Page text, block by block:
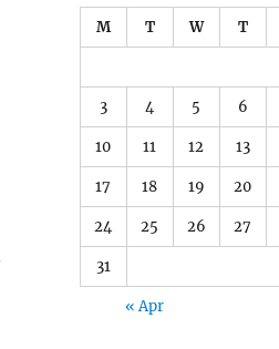
M T W T
3 4 5 6
10 11 12 13
17 18 19 20
24 25 26 27
31
« Apr